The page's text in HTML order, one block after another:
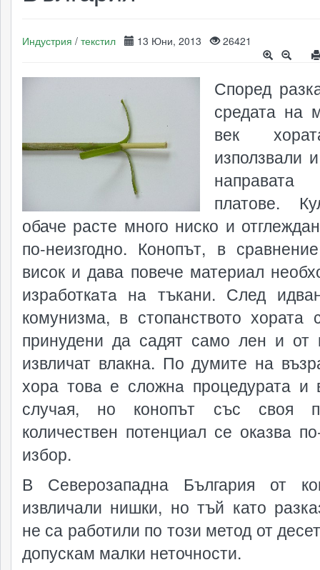
Индустрия / текстил 13 Юни, 2013 26421
Според
средата на
век
използвали
платове.
обаче расте много ниско и
по-неизгодно. Конопът, в
висок и дава повече материал
изрaботкaтa нa тъкани. След
комунизма, в стопанството хората
принудени да садят само лен и от
извличат влакна. По думите на
хора товa е сложнa процедурата и
случaя, но конопът със своя
количествен потенциaл се окaзвa
избор.
В Северозападна България от
извличали нишки, но тъй като
не са работили по този метод от
допускам малки неточности.